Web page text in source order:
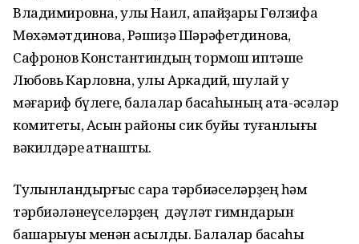
Владимировна, улы Наил, апайҙары Гөлзифа
Мөхәмәтдинова, Рәшиҙә Шәрәфетдинова,
Сафронов Константиндың тормош иптәше
Любовь Карловна, улы Аркадий, шулай уҡ
мәғариф бүлеге, балалар баҡсаһының ата-әсәләр
комитеты, Асҡын районы сик буйы туғанлығы
вәкилдәре ҡатнашты.
Тулҡынландырғыс сара тәрбиәселәрҙең һәм
тәрбиәләнеүселәрҙең дәүләт гимндарын
башҡарыуы менән асылды. Балалар баҡсаһы